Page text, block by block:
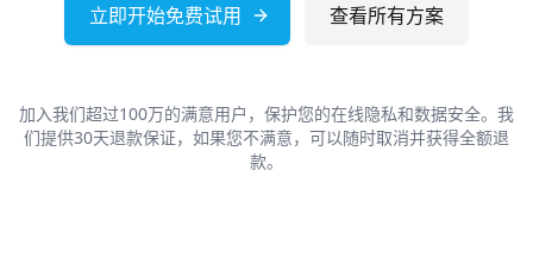
立即开始免费试用 查看所有方案
加入我们超过100万的满意用户，保护您的在线隐私和数据安全。我
们提供30天退款保证，如果您不满意，可以随时取消并获得全额退
款。